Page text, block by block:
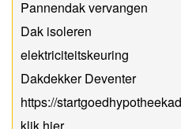
Pannendak vervangen
Dak isoleren
elektriciteitskeuring
Dakdekker Deventer
https://